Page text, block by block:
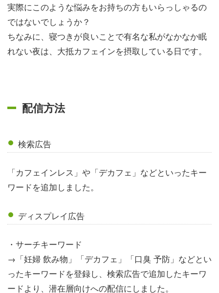
実際にこのような悩みをお持ちの方もいらっしゃるの
ではないでしょうか？
ちなみに、寝つきが良いことで有名な私がなかなか眠
れない夜は、大抵カフェインを摂取している日です。
配信方法
検索広告
「カフェインレス」や「デカフェ」などといったキー
ワードを追加しました。
ディスプレイ広告
・サーチキーワード
→「妊婦 飲み物」「デカフェ」「口臭 予防」などとい
ったキーワードを登録し、検索広告で追加したキーワ
ードより、潜在層向けへの配信にしました。